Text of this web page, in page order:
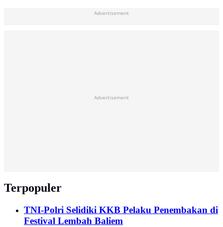
Advertisement
Advertisement
Terpopuler
TNI-Polri Selidiki KKB Pelaku Penembakan di
Festival Lembah Baliem